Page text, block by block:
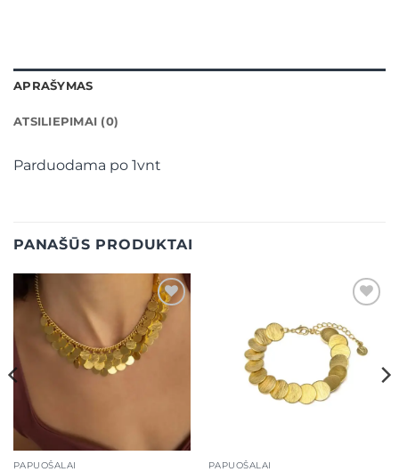
APRAŠYMAS
ATSILIEPIMAI (0)
Parduodama po 1vnt
PANAŠŪS PRODUKTAI
Mėgstamiausias
PAPUOŠALAI PAPUOŠALAI